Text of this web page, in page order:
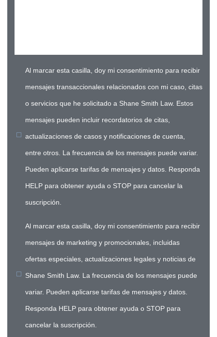
Al marcar esta casilla, doy mi consentimiento para recibir
mensajes transaccionales relacionados con mi caso, citas
o servicios que he solicitado a Shane Smith Law. Estos
mensajes pueden incluir recordatorios de citas,
actualizaciones de casos y notificaciones de cuenta,
entre otros. La frecuencia de los mensajes puede variar.
Pueden aplicarse tarifas de mensajes y datos. Responda
HELP para obtener ayuda o STOP para cancelar la
suscripción.
Al marcar esta casilla, doy mi consentimiento para recibir
mensajes de marketing y promocionales, incluidas
ofertas especiales, actualizaciones legales y noticias de
Shane Smith Law. La frecuencia de los mensajes puede
variar. Pueden aplicarse tarifas de mensajes y datos.
Responda HELP para obtener ayuda o STOP para
cancelar la suscripción.